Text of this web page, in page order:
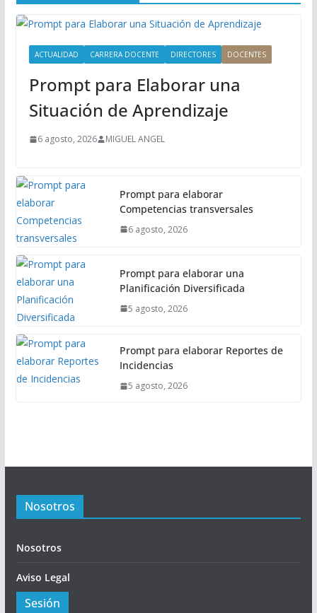
P
ACTUALIDAD CARRERA DOCENTE DIRECTORES DOCENTES
Prompt para Elaborar una
Situación de Aprendizaje
6 agosto, 2026 MIGUEL ANGEL
Prompt para elaborar
Competencias transversales
6 agosto, 2026
Prompt para elaborar una
Planificación Diversificada
5 agosto, 2026
Prompt para elaborar Reportes de
Incidencias
5 agosto, 2026
Nosotros
Nosotros
Aviso Legal
Sesión